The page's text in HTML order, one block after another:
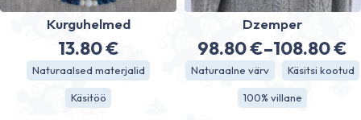
Kurguhelmed
13.80€
Naturaalsed materjalid
Käsitöö
Dzemper
98.80€–108.80€
Price
range:
98.80 €
Naturaalne värv Käsitsi kootud
100% villane